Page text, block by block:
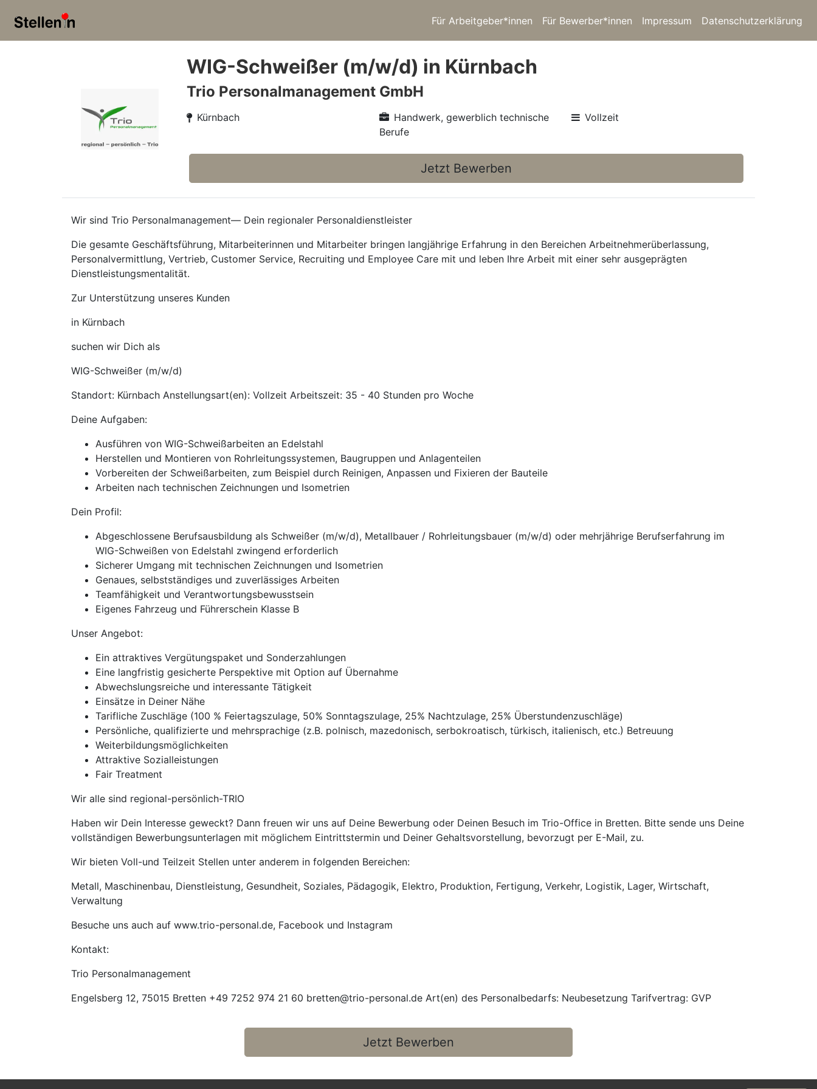
Für Arbeitgeber*innen Für Bewerber*innen Impressum Datenschutzerklärung
WIG-Schweißer (m/w/d) in Kürnbach
Trio Personalmanagement GmbH
Kürnbach
Handwerk, gewerblich technische
Berufe
Vollzeit
Jetzt Bewerben
Wir sind Trio Personalmanagement— Dein regionaler Personaldienstleister
Die gesamte Geschäftsführung, Mitarbeiterinnen und Mitarbeiter bringen langjährige Erfahrung in den Bereichen Arbeitnehmerüberlassung,
Personalvermittlung, Vertrieb, Customer Service, Recruiting und Employee Care mit und leben Ihre Arbeit mit einer sehr ausgeprägten
Dienstleistungsmentalität.
Zur Unterstützung unseres Kunden
in Kürnbach
suchen wir Dich als
WIG-Schweißer (m/w/d)
Standort: Kürnbach Anstellungsart(en): Vollzeit Arbeitszeit: 35 - 40 Stunden pro Woche
Deine Aufgaben:
Ausführen von WIG-Schweißarbeiten an Edelstahl
Herstellen und Montieren von Rohrleitungssystemen, Baugruppen und Anlagenteilen
Vorbereiten der Schweißarbeiten, zum Beispiel durch Reinigen, Anpassen und Fixieren der Bauteile
Arbeiten nach technischen Zeichnungen und Isometrien
Dein Profil:
Abgeschlossene Berufsausbildung als Schweißer (m/w/d), Metallbauer / Rohrleitungsbauer (m/w/d) oder mehrjährige Berufserfahrung im
WIG-Schweißen von Edelstahl zwingend erforderlich
Sicherer Umgang mit technischen Zeichnungen und Isometrien
Genaues, selbstständiges und zuverlässiges Arbeiten
Teamfähigkeit und Verantwortungsbewusstsein
Eigenes Fahrzeug und Führerschein Klasse B
Unser Angebot:
Ein attraktives Vergütungspaket und Sonderzahlungen
Eine langfristig gesicherte Perspektive mit Option auf Übernahme
Abwechslungsreiche und interessante Tätigkeit
Einsätze in Deiner Nähe
Tarifliche Zuschläge (100 % Feiertagszulage, 50% Sonntagszulage, 25% Nachtzulage, 25% Überstundenzuschläge)
Persönliche, qualifizierte und mehrsprachige (z.B. polnisch, mazedonisch, serbokroatisch, türkisch, italienisch, etc.) Betreuung
Weiterbildungsmöglichkeiten
Attraktive Sozialleistungen
Fair Treatment
Wir alle sind regional-persönlich-TRIO
Haben wir Dein Interesse geweckt? Dann freuen wir uns auf Deine Bewerbung oder Deinen Besuch im Trio-Office in Bretten. Bitte sende uns Deine
vollständigen Bewerbungsunterlagen mit möglichem Eintrittstermin und Deiner Gehaltsvorstellung, bevorzugt per E-Mail, zu.
Wir bieten Voll-und Teilzeit Stellen unter anderem in folgenden Bereichen:
Metall, Maschinenbau, Dienstleistung, Gesundheit, Soziales, Pädagogik, Elektro, Produktion, Fertigung, Verkehr, Logistik, Lager, Wirtschaft,
Verwaltung
Besuche uns auch auf www.trio-personal.de, Facebook und Instagram
Kontakt:
Trio Personalmanagement
Engelsberg 12, 75015 Bretten +49 7252 974 21 60 bretten@trio-personal.de Art(en) des Personalbedarfs: Neubesetzung Tarifvertrag: GVP
Jetzt Bewerben